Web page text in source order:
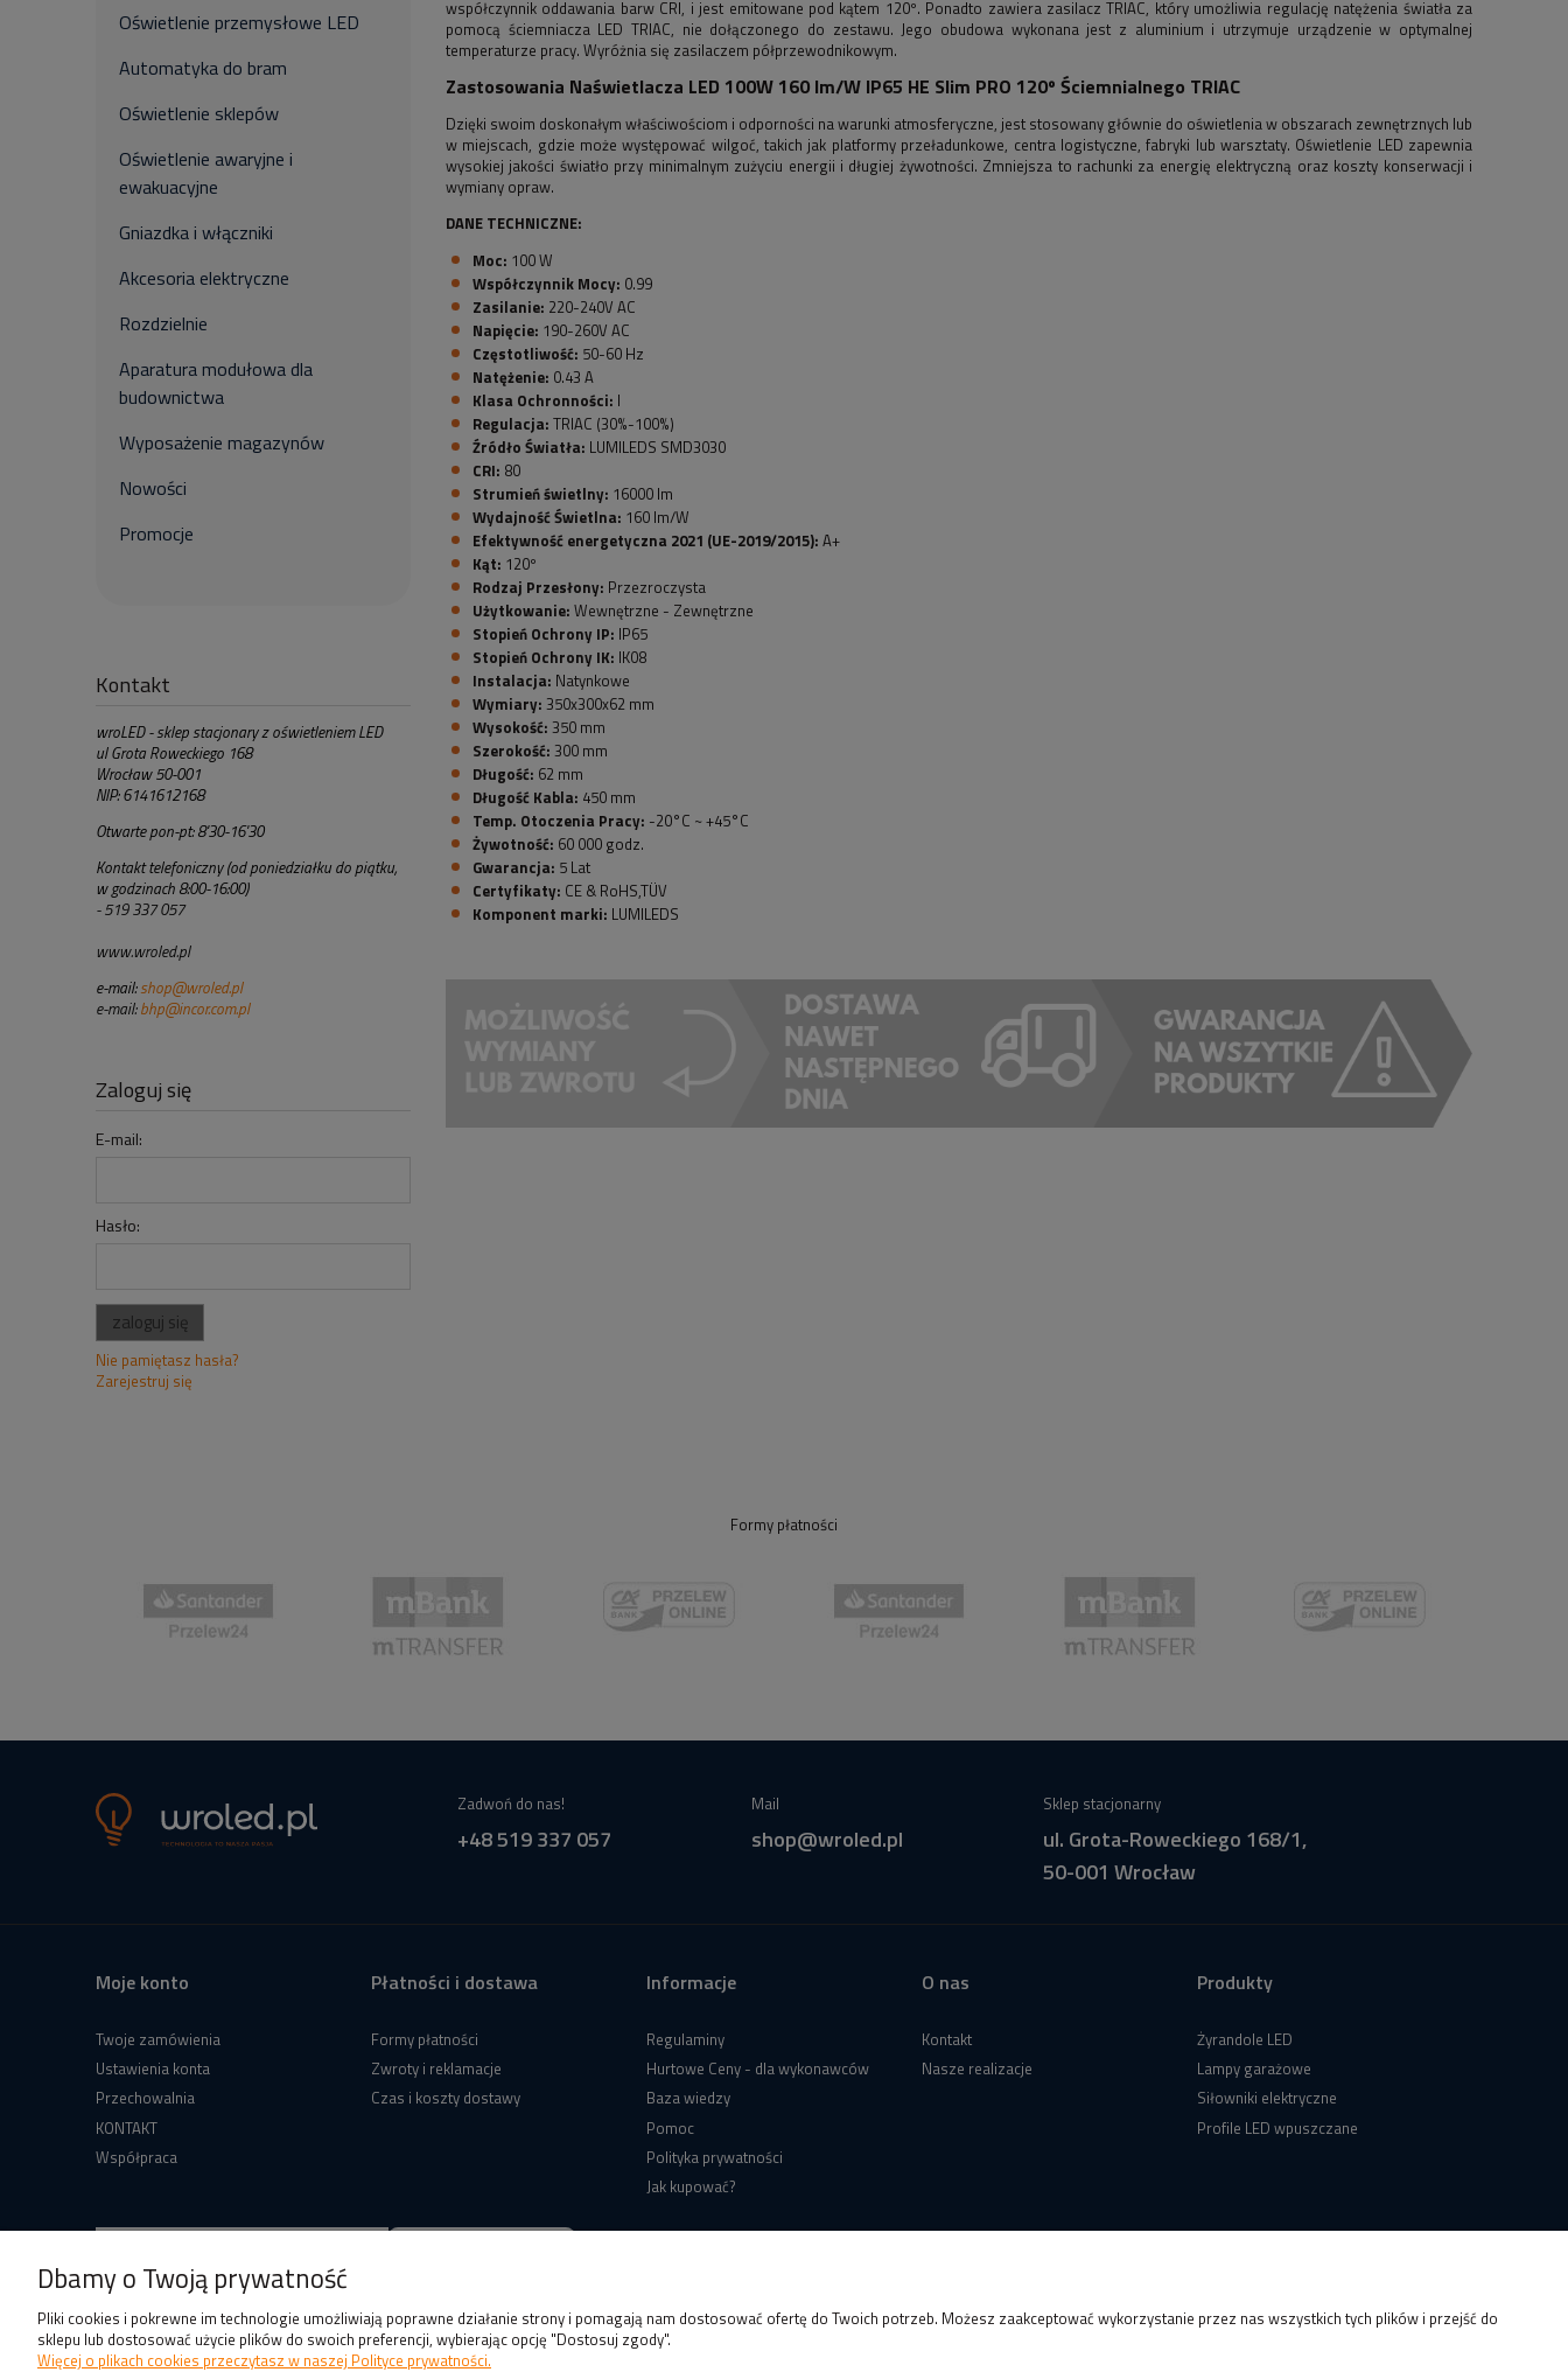
Oświetlenie przemysłowe LED
Automatyka do bram
Oświetlenie sklepów
Oświetlenie awaryjne i
ewakuacyjne
Gniazdka i włączniki
Akcesoria elektryczne
Rozdzielnie
Aparatura modułowa dla
budownictwa
Wyposażenie magazynów
Nowości
Promocje
Kontakt
wroLED - sklep stacjonary z oświetleniem LED
ul Grota Roweckiego 168
Wrocław 50-001
NIP: 6141612168
Otwarte pon-pt: 8'30-16'30
Kontakt telefoniczny (od poniedziałku do piątku,
w godzinach 8:00-16:00)
- 519 337 057
www.wroled.pl
e-mail: shop@wroled.pl
e-mail:bhp@incor.com.pl
Zaloguj się
E-mail:
Hasło:
zaloguj się
Nie pamiętasz hasła?
Zarejestruj się
współczynnik oddawania barw CRI, i jest emitowane pod kątem 120º. Ponadto zawiera zasilacz TRIAC, który umożliwia regulację natężenia światła za
pomocą ściemniacza LED TRIAC, nie dołączonego do zestawu. Jego obudowa wykonana jest z aluminium i utrzymuje urządzenie w optymalnej
temperaturze pracy. Wyróżnia się zasilaczem półprzewodnikowym.
Zastosowania Naświetlacza LED 100W 160 lm/W IP65 HE Slim PRO 120º Ściemnialnego TRIAC
Dzięki swoim doskonałym właściwościom i odporności na warunki atmosferyczne, jest stosowany głównie do oświetlenia w obszarach zewnętrznych lub
w miejscach, gdzie może występować wilgoć, takich jak platformy przeładunkowe, centra logistyczne, fabryki lub warsztaty. Oświetlenie LED zapewnia
wysokiej jakości światło przy minimalnym zużyciu energii i długiej żywotności. Zmniejsza to rachunki za energię elektryczną oraz koszty konserwacji i
wymiany opraw.
DANE TECHNICZNE:
Moc: 100 W
Współczynnik Mocy: 0.99
Zasilanie: 220-240V AC
Napięcie: 190-260V AC
Częstotliwość: 50-60 Hz
Natężenie: 0.43 A
Klasa Ochronności: I
Regulacja: TRIAC (30%-100%)
Źródło Światła: LUMILEDS SMD3030
CRI: 80
Strumień świetlny: 16000 lm
Wydajność Świetlna: 160 lm/W
Efektywność energetyczna 2021 (UE-2019/2015): A+
Kąt: 120º
Rodzaj Przesłony: Przezroczysta
Użytkowanie: Wewnętrzne - Zewnętrzne
Stopień Ochrony IP: IP65
Stopień Ochrony IK: IK08
Instalacja: Natynkowe
Wymiary: 350x300x62 mm
Wysokość: 350 mm
Szerokość: 300 mm
Długość: 62 mm
Długość Kabla: 450 mm
Temp. Otoczenia Pracy: -20°C ~ +45°C
Żywotność: 60 000 godz.
Gwarancja: 5 Lat
Certyfikaty: CE & RoHS,TÜV
Komponent marki: LUMILEDS
Formy płatności
Zadwoń do nas!
+48 519 337 057
Mail
shop@wroled.pl
Sklep stacjonarny
ul. Grota-Roweckiego 168/1,
50-001 Wrocław
Moje konto
Twoje zamówienia
Ustawienia konta
Przechowalnia
KONTAKT
Współpraca
Płatności i dostawa
Formy płatności
Zwroty i reklamacje
Czas i koszty dostawy
Informacje
Regulaminy
Hurtowe Ceny - dla wykonawców
Baza wiedzy
Pomoc
Polityka prywatności
Jak kupować?
O nas
Kontakt
Nasze realizacje
Produkty
Żyrandole LED
Lampy garażowe
Siłowniki elektryczne
Profile LED wpuszczane
Dbamy o Twoją prywatność
Pliki cookies i pokrewne im technologie umożliwiają poprawne działanie strony i pomagają nam dostosować ofertę do Twoich potrzeb. Możesz zaakceptować wykorzystanie przez nas wszystkich tych plików i przejść do
sklepu lub dostosować użycie plików do swoich preferencji, wybierając opcję "Dostosuj zgody".
Więcej o plikach cookies przeczytasz w naszej Polityce prywatności.